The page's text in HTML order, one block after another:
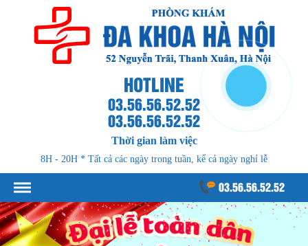
HOTLINE
03.56.56.52.52
03.56.56.52.52
Thời gian làm việc
8H - 20H * Tất cả các ngày trong tuần, kể cả ngày nghỉ lễ
03.56.56.52.52